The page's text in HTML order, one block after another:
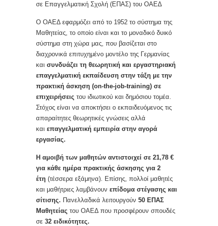
σε Επαγγελματική Σχολή (ΕΠΑΣ) του ΟΑΕΔ
Ο ΟΑΕΔ εφαρμόζει από το 1952 το σύστημα της
Μαθητείας, το οποίο είναι και το μοναδικό δυικό
σύστημα στη χώρα μας, που βασίζεται στο
διαχρονικά επιτυχημένο μοντέλο της Γερμανίας
και συνδυάζει τη θεωρητική και εργαστηριακή
επαγγελματική εκπαίδευση στην τάξη με την
πρακτική άσκηση (on-the-job-training) σε
επιχειρήσεις του ιδιωτικού και δημόσιου τομέα.
Στόχος είναι να αποκτήσει ο εκπαιδευόμενος τις
απαραίτητες θεωρητικές γνώσεις αλλά
και επαγγελματική εμπειρία στην αγορά
εργασίας.
Η αμοιβή των μαθητών αντιστοιχεί σε 21,78 €
για κάθε ημέρα πρακτικής άσκησης για 2
έτη (τέσσερα εξάμηνα). Επίσης, πολλοί μαθητές
και μαθήτριες λαμβάνουν επίδομα στέγασης και
σίτισης. Πανελλαδικά λειτουργούν 50 ΕΠΑΣ
Μαθητείας του ΟΑΕΔ που προσφέρουν σπουδές
σε 32 ειδικότητες.